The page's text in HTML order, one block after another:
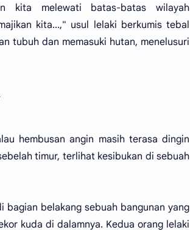
kita melewati batas-batas wilayah
kita...," usul lelaki berkumis tebal
tubuh dan memasuki hutan, menelusuri
hembusan angin masih terasa dingin
timur, terlihat kesibukan di sebuah
bagian belakang sebuah bangunan yang
kuda di dalamnya. Kedua orang lelaki